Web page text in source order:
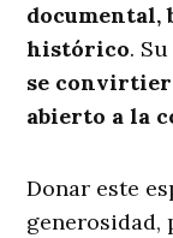
documental,
histórico.
se
abierto a la
Donar este
generosidad,